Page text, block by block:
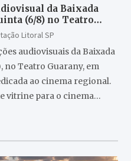
da Baixada
(6/8) no Teatro
Litoral SP
audiovisuais da Baixada
no Teatro Guarany, em
ao cinema regional.
vitrine para o cinema…